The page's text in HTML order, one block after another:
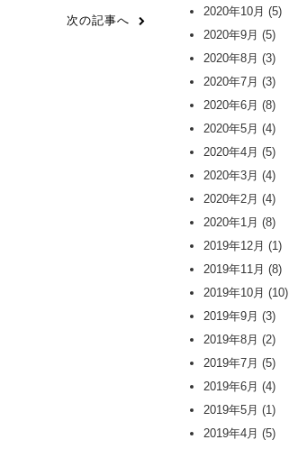
次の記事へ
2020年10月 (5)
2020年9月 (5)
2020年8月 (3)
2020年7月 (3)
2020年6月 (8)
2020年5月 (4)
2020年4月 (5)
2020年3月 (4)
2020年2月 (4)
2020年1月 (8)
2019年12月 (1)
2019年11月 (8)
2019年10月 (10)
2019年9月 (3)
2019年8月 (2)
2019年7月 (5)
2019年6月 (4)
2019年5月 (1)
2019年4月 (5)